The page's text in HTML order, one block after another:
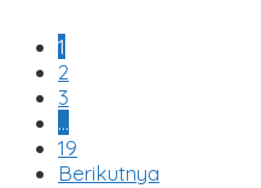
1
2
3
…
19
Berikutnya